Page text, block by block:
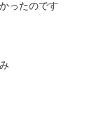
ったのです